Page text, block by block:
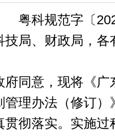
粤科规范字〔
技局、财政局，各
同意，现将《广
管理办法（修订）
贯彻落实。实施过